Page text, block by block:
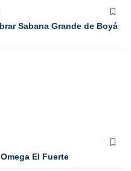
Sabana Grande de Boyá
El Fuerte